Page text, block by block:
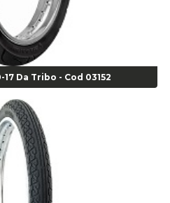
- Cod 03105
01780)
01856
16" 29840 - Gedore - Cod 02174
Reto - Gedore A2 - Cod 00894
Bico Curvo - Gedore A21 - Cod 00895
- Gedore J21 - Cod 00893
8134 Gedore - Cod 02008
Da Tribo - Cod 03152